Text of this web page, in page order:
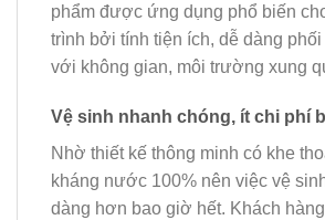
phẩm được ứng dụng phổ biến
trình bởi tính tiện ích, dễ dàng
với không gian, môi trường xung
Vệ sinh nhanh chóng, ít chi phí
Nhờ thiết kế thông minh có khe
kháng nước 100% nên việc vệ
dàng hơn bao giờ hết. Khách